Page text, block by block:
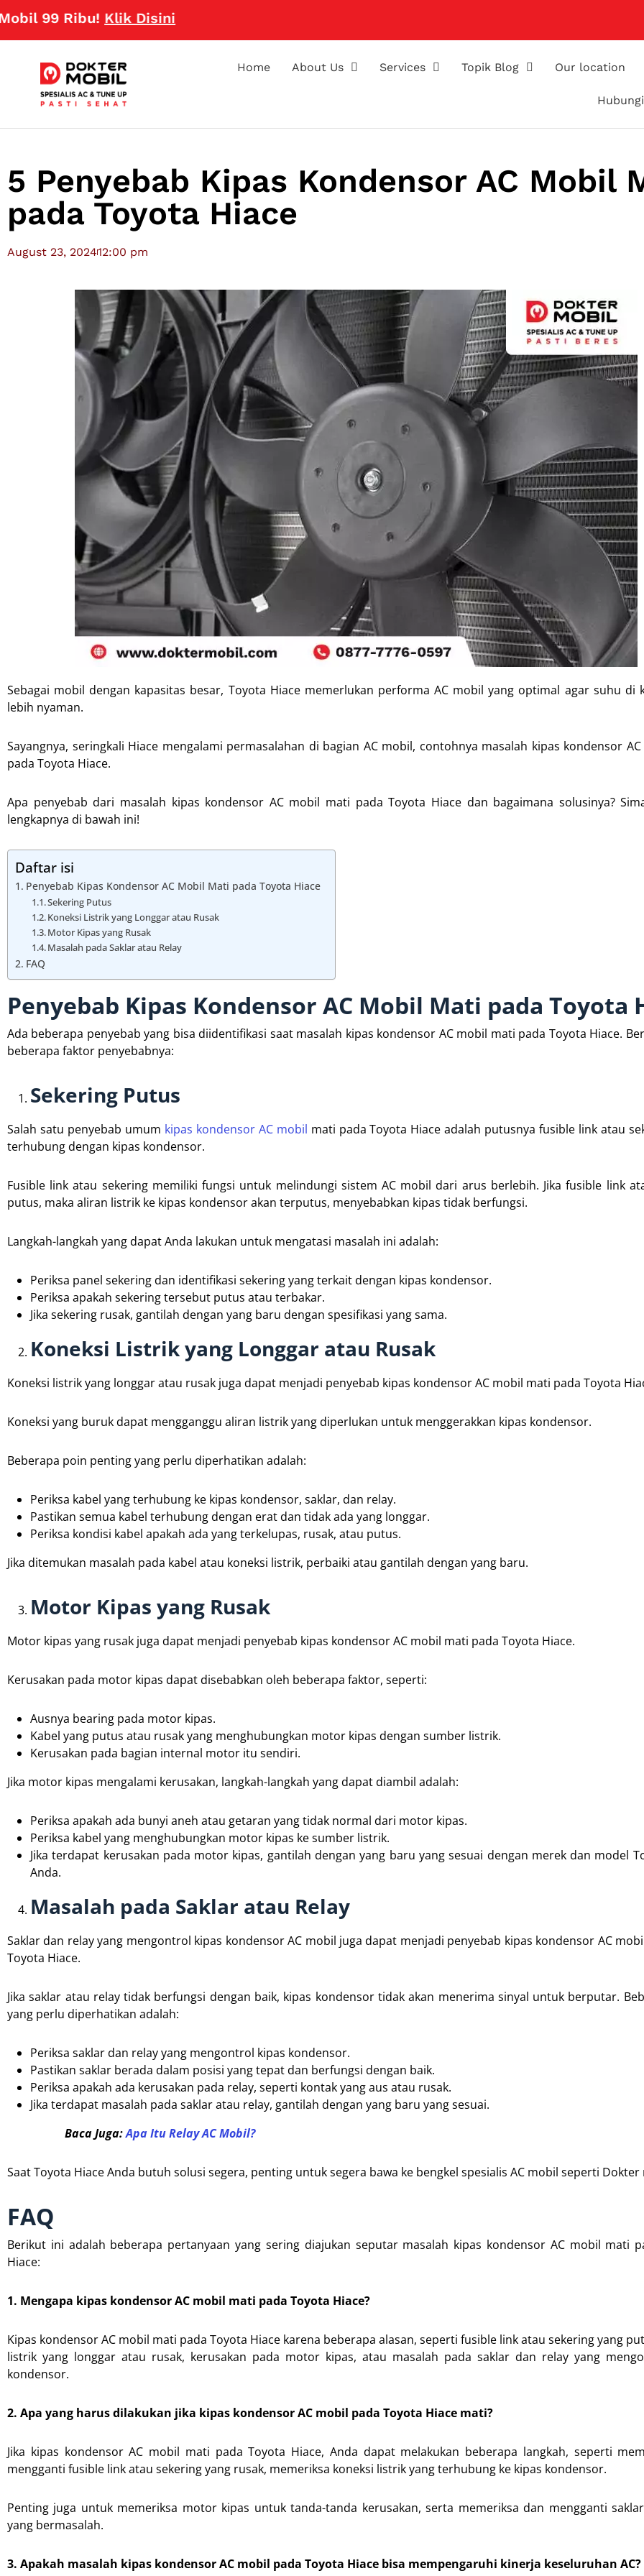
Ribu!Klik Disini
Home About Us Services Topik Blog Our location
5 Penyebab Kipas Kondensor AC Mobil
pada Toyota Hiace
August 23, 202412:00 pm
Sebagai mobil dengan kapasitas besar, Toyota Hiace memerlukan performa AC mobil yang optimal agar suhu di
lebih nyaman.
Sayangnya, seringkali Hiace mengalami permasalahan di bagian AC mobil, contohnya masalah kipas kondensor
pada Toyota Hiace.
Apa penyebab dari masalah kipas kondensor AC mobil mati pada Toyota Hiace dan bagaimana solusinya?
lengkapnya di bawah ini!
Daftar isi
Penyebab Kipas Kondensor AC Mobil Mati pada Toyota Hiace
Sekering Putus
Koneksi Listrik yang Longgar atau Rusak
Motor Kipas yang Rusak
Masalah pada Saklar atau Relay
FAQ
Penyebab Kipas Kondensor AC Mobil Mati pada Toyota
Ada beberapa penyebab yang bisa diidentifikasi saat masalah kipas kondensor AC mobil mati pada Toyota Hiace.
beberapa faktor penyebabnya:
Sekering Putus
Salah satu penyebab umum kipas kondensor AC mobil mati pada Toyota Hiace adalah putusnya fusible link atau
terhubung dengan kipas kondensor.
Fusible link atau sekering memiliki fungsi untuk melindungi sistem AC mobil dari arus berlebih. Jika fusible link
putus, maka aliran listrik ke kipas kondensor akan terputus, menyebabkan kipas tidak berfungsi.
Langkah-langkah yang dapat Anda lakukan untuk mengatasi masalah ini adalah:
Periksa panel sekering dan identifikasi sekering yang terkait dengan kipas kondensor.
Periksa apakah sekering tersebut putus atau terbakar.
Jika sekering rusak, gantilah dengan yang baru dengan spesifikasi yang sama.
Koneksi Listrik yang Longgar atau Rusak
Koneksi listrik yang longgar atau rusak juga dapat menjadi penyebab kipas kondensor AC mobil mati pada Toyota
Koneksi yang buruk dapat mengganggu aliran listrik yang diperlukan untuk menggerakkan kipas kondensor.
Beberapa poin penting yang perlu diperhatikan adalah:
Periksa kabel yang terhubung ke kipas kondensor, saklar, dan relay.
Pastikan semua kabel terhubung dengan erat dan tidak ada yang longgar.
Periksa kondisi kabel apakah ada yang terkelupas, rusak, atau putus.
Jika ditemukan masalah pada kabel atau koneksi listrik, perbaiki atau gantilah dengan yang baru.
Motor Kipas yang Rusak
Motor kipas yang rusak juga dapat menjadi penyebab kipas kondensor AC mobil mati pada Toyota Hiace.
Kerusakan pada motor kipas dapat disebabkan oleh beberapa faktor, seperti:
Ausnya bearing pada motor kipas.
Kabel yang putus atau rusak yang menghubungkan motor kipas dengan sumber listrik.
Kerusakan pada bagian internal motor itu sendiri.
Jika motor kipas mengalami kerusakan, langkah-langkah yang dapat diambil adalah:
Periksa apakah ada bunyi aneh atau getaran yang tidak normal dari motor kipas.
Periksa kabel yang menghubungkan motor kipas ke sumber listrik.
Jika terdapat kerusakan pada motor kipas, gantilah dengan yang baru yang sesuai dengan merek dan model
Anda.
Masalah pada Saklar atau Relay
Saklar dan relay yang mengontrol kipas kondensor AC mobil juga dapat menjadi penyebab kipas kondensor AC
Toyota Hiace.
Jika saklar atau relay tidak berfungsi dengan baik, kipas kondensor tidak akan menerima sinyal untuk berputar.
yang perlu diperhatikan adalah:
Periksa saklar dan relay yang mengontrol kipas kondensor.
Pastikan saklar berada dalam posisi yang tepat dan berfungsi dengan baik.
Periksa apakah ada kerusakan pada relay, seperti kontak yang aus atau rusak.
Jika terdapat masalah pada saklar atau relay, gantilah dengan yang baru yang sesuai.
Baca Juga:Apa Itu Relay AC Mobil?
Saat Toyota Hiace Anda butuh solusi segera, penting untuk segera bawa ke bengkel spesialis AC mobil seperti
FAQ
Berikut ini adalah beberapa pertanyaan yang sering diajukan seputar masalah kipas kondensor AC mobil mati
Hiace:
1. Mengapa kipas kondensor AC mobil mati pada Toyota Hiace?
Kipas kondensor AC mobil mati pada Toyota Hiace karena beberapa alasan, seperti fusible link atau sekering yang
listrik yang longgar atau rusak, kerusakan pada motor kipas, atau masalah pada saklar dan relay yang
kondensor.
2. Apa yang harus dilakukan jika kipas kondensor AC mobil pada Toyota Hiace mati?
Jika kipas kondensor AC mobil mati pada Toyota Hiace, Anda dapat melakukan beberapa langkah, seperti
mengganti fusible link atau sekering yang rusak, memeriksa koneksi listrik yang terhubung ke kipas kondensor.
Penting juga untuk memeriksa motor kipas untuk tanda-tanda kerusakan, serta memeriksa dan mengganti
yang bermasalah.
3. Apakah masalah kipas kondensor AC mobil pada Toyota Hiace bisa mempengaruhi kinerja keseluruhan AC?